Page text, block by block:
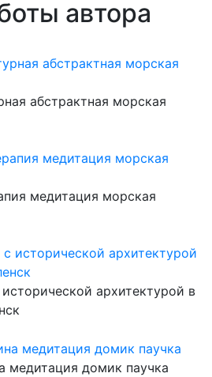
автора
абстрактная морская
медитация морская
архитектурой в
медитация домик паучка